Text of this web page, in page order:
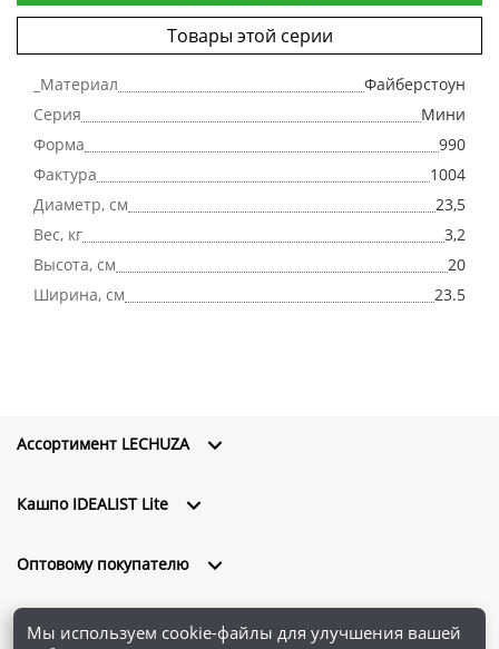
Товары этой серии
_Материал
Файберстоун
Серия
Мини
Форма
990
Фактура
1004
Диаметр, см
23,5
Вес, кг
3,2
Высота, см
20
Ширина, см
23.5
Ассортимент LECHUZA
Кашпо IDEALIST Lite
Оптовому покупателю
О компании
Мы используем cookie-файлы для улучшения вашей